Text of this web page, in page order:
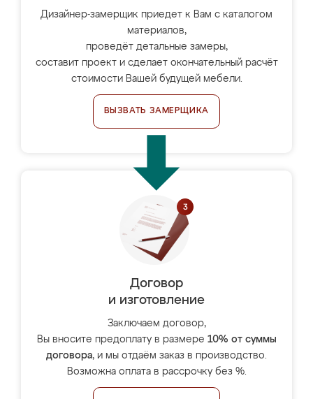
Дизайнер-замерщик приедет к Вам с каталогом
материалов,
проведёт детальные замеры,
составит проект и сделает окончательный расчёт
стоимости Вашей будущей мебели.
ВЫЗВАТЬ ЗАМЕРЩИКА
Договор
и изготовление
Заключаем договор,
Вы вносите предоплату в размере 10% от суммы
договора, и мы отдаём заказ в производство.
Возможна оплата в рассрочку без %.